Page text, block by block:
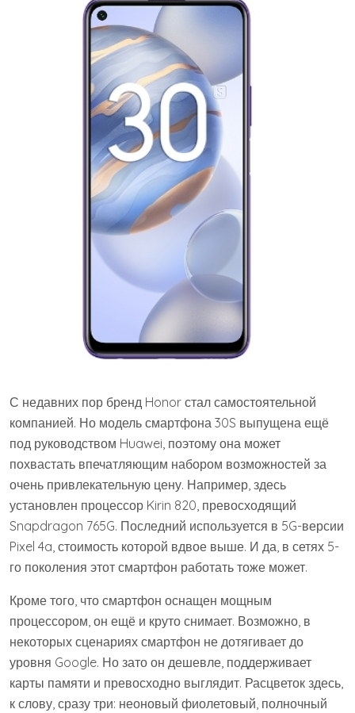
С недавних пор бренд Honor стал самостоятельной
компанией. Но модель смартфона 30S выпущена ещё
под руководством Huawei, поэтому она может
похвастать впечатляющим набором возможностей за
очень привлекательную цену. Например, здесь
установлен процессор Kirin 820, превосходящий
Snapdragon 765G. Последний используется в 5G-версии
Pixel 4a, стоимость которой вдвое выше. И да, в сетях 5-
го поколения этот смартфон работать тоже может.
Кроме того, что смартфон оснащен мощным
процессором, он ещё и круто снимает. Возможно, в
некоторых сценариях смартфон не дотягивает до
уровня Google. Но зато он дешевле, поддерживает
карты памяти и превосходно выглядит. Расцветок здесь,
к слову, сразу три: неоновый фиолетовый, полночный